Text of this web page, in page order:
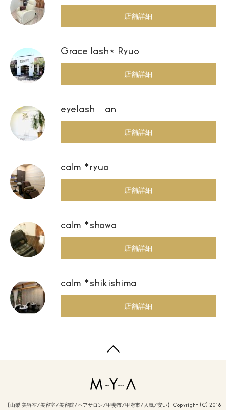
店舗詳細
Grace lash⋆ Ryuo
店舗詳細
eyelash an
店舗詳細
calm *ryuo
店舗詳細
calm *showa
店舗詳細
calm *shikishima
店舗詳細
【山梨 美容室/美容室/美容院/ヘアサロン/甲斐市/甲府市/人気/安い】Copyright (C) 2016